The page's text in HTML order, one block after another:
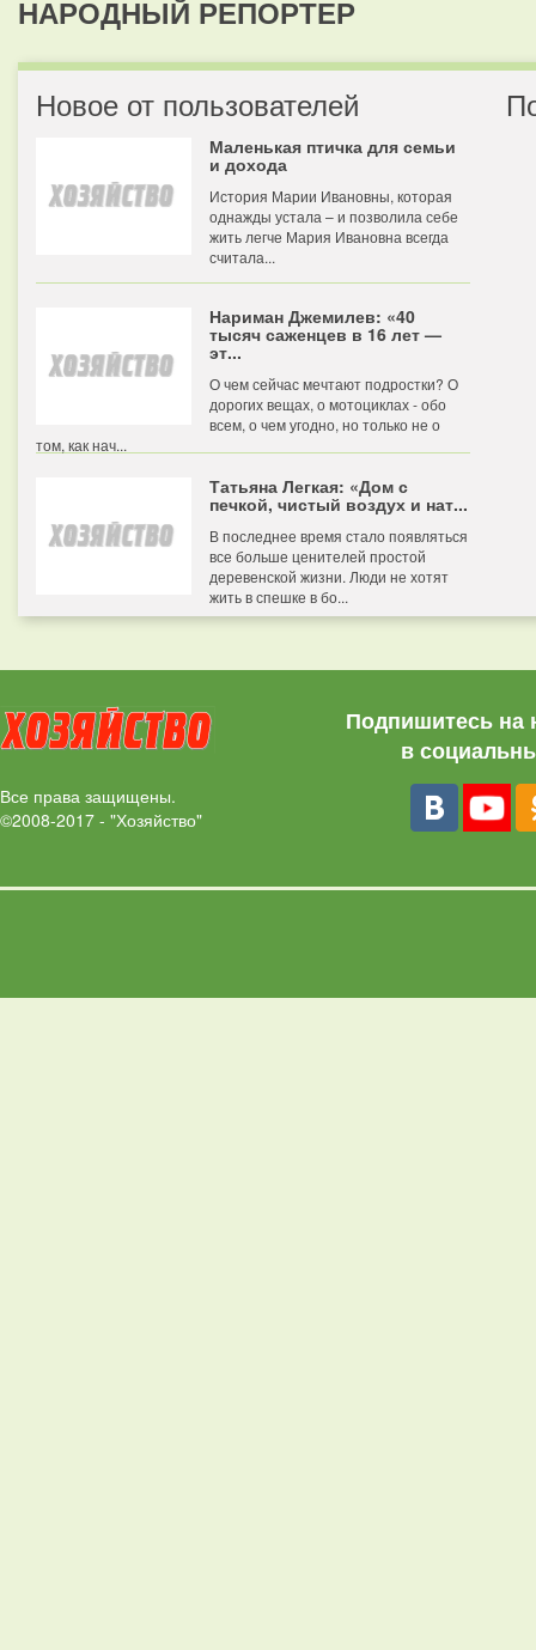
НАРОДНЫЙ РЕПОРТЕР
Новое от пользователей
Маленькая птичка для семьи
и дохода
История Марии Ивановны, которая
однажды устала – и позволила себе
жить легче Мария Ивановна всегда
считала...
Нариман Джемилев: «40
тысяч саженцев в 16 лет —
эт...
О чем сейчас мечтают подростки? О
дорогих вещах, о мотоциклах - обо
всем, о чем угодно, но только не о
том, как нач...
Татьяна Легкая: «Дом с
печкой, чистый воздух и нат...
В последнее время стало появляться
все больше ценителей простой
деревенской жизни. Люди не хотят
жить в спешке в бо...
Все права защищены.
©2008-2017 - "Хозяйство"
Подпишитесь на
в